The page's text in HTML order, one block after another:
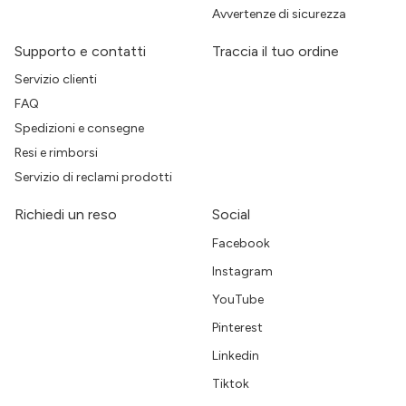
Avvertenze di sicurezza
Supporto e contatti
Servizio clienti
FAQ
Spedizioni e consegne
Resi e rimborsi
Servizio di reclami prodotti
Traccia il tuo ordine
Richiedi un reso Social
Facebook
Instagram
YouTube
Pinterest
Linkedin
Tiktok